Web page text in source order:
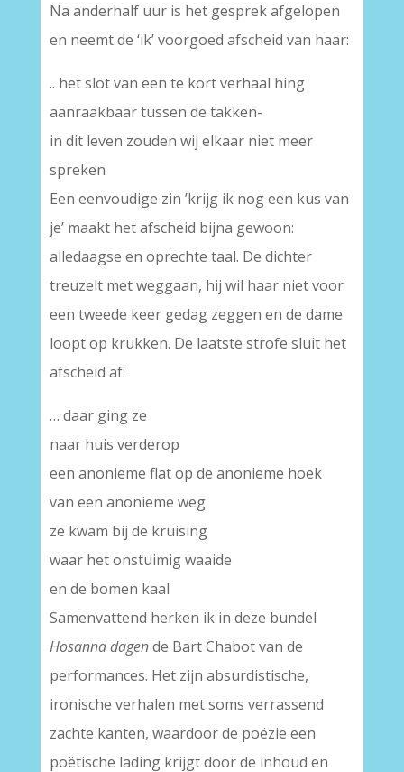
Na anderhalf uur is het gesprek afgelopen
en neemt de ‘ik’ voorgoed afscheid van haar:
.. het slot van een te kort verhaal hing
aanraakbaar tussen de takken-
in dit leven zouden wij elkaar niet meer
spreken
Een eenvoudige zin ’krijg ik nog een kus van
je’ maakt het afscheid bijna gewoon:
alledaagse en oprechte taal. De dichter
treuzelt met weggaan, hij wil haar niet voor
een tweede keer gedag zeggen en de dame
loopt op krukken. De laatste strofe sluit het
afscheid af:
… daar ging ze
naar huis verderop
een anonieme flat op de anonieme hoek
van een anonieme weg
ze kwam bij de kruising
waar het onstuimig waaide
en de bomen kaal
Samenvattend herken ik in deze bundel
Hosanna dagende Bart Chabot van de
performances. Het zijn absurdistische,
ironische verhalen met soms verrassend
zachte kanten, waardoor de poëzie een
poëtische lading krijgt door de inhoud en